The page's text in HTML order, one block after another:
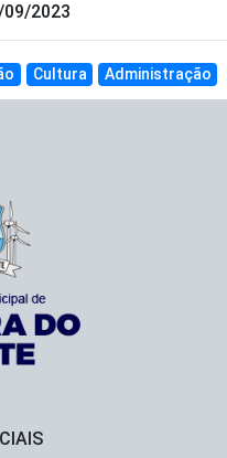
09/2023
Cultura Administração